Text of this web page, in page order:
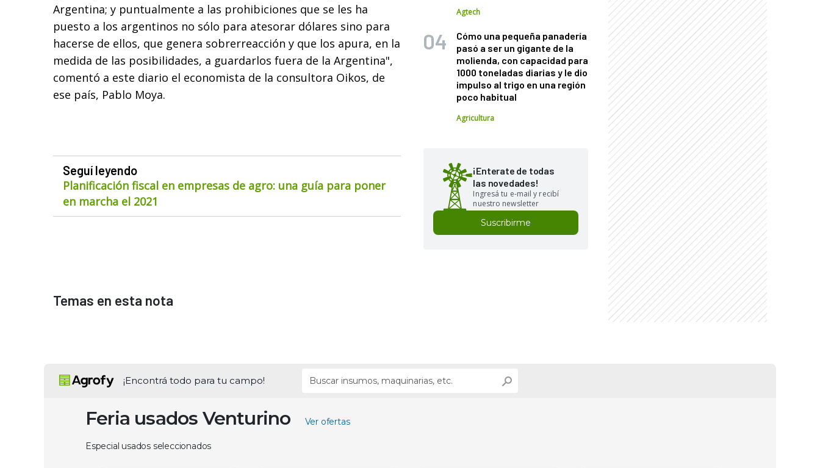
Argentina; y puntualmente a las prohibiciones que se les ha
puesto a los argentinos no sólo para atesorar dólares sino para
hacerse de ellos, que genera sobrerreacción y que los apura, en la
medida de las posibilidades, a guardarlos fuera de la Argentina",
comentó a este diario el economista de la consultora Oikos, de
ese país, Pablo Moya.
Seguí leyendo
Planificación fiscal en empresas de agro: una guía para poner
en marcha el 2021
Agtech
Cómo una pequeña panadería
pasó a ser un gigante de la
molienda, con capacidad para
1000 toneladas diarias y le dio
impulso al trigo en una región
poco habitual
Agricultura
¡Enterate de todas
las novedades!
Ingresá tu e-mail y recibí
nuestro newsletter
Suscribirme
Temas en esta nota
¡Encontrá todo para tu campo!
Feria usados Venturino Ver ofertas
Especial usados seleccionados